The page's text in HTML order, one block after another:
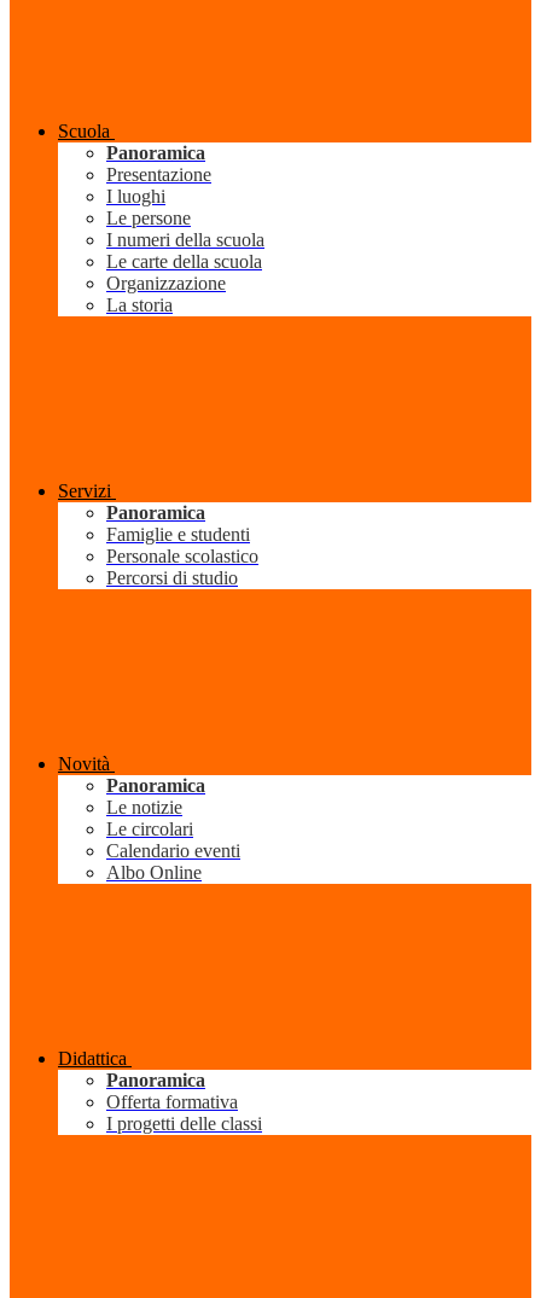
Scuola
Panoramica
Presentazione
I luoghi
Le persone
I numeri della scuola
Le carte della scuola
Organizzazione
La storia
Servizi
Panoramica
Famiglie e studenti
Personale scolastico
Percorsi di studio
Novità
Panoramica
Le notizie
Le circolari
Calendario eventi
Albo Online
Didattica
Panoramica
Offerta formativa
I progetti delle classi